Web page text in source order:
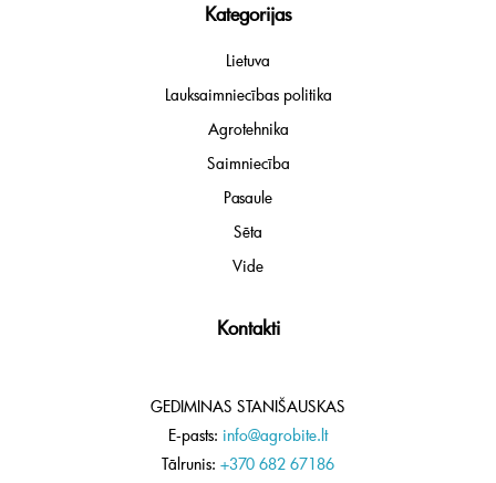
Kategorijas
Lietuva
Lauksaimniecības politika
Agrotehnika
Saimniecība
Pasaule
Sēta
Vide
Kontakti
GEDIMINAS STANIŠAUSKAS
E-pasts: info@agrobite.lt
Tālrunis: +370 682 67186